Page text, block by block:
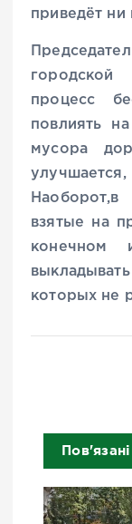
приведёт
процесс
повлиять
мусора
взятые на
конечном
которых не